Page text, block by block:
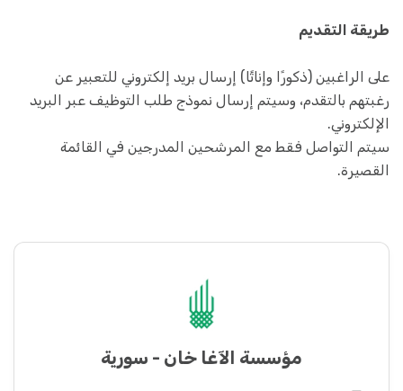
طريقة التقديم
على الراغبين (ذكورًا وإناثًا) إرسال بريد إلكتروني للتعبير عن
رغبتهم بالتقدم، وسيتم إرسال نموذج طلب التوظيف عبر البريد
الإلكتروني.
سيتم التواصل فقط مع المرشحين المدرجين في القائمة
القصيرة.
مؤسسة الآغا خان - سورية